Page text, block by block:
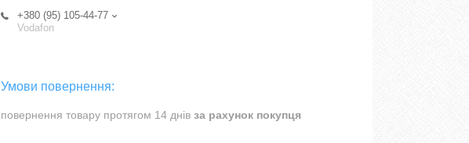
+380 (95) 105-44-77
Vodafon
повернення товару протягом 14 днів за рахунок покупця